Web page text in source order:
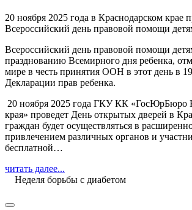
20 ноября 2025 года в Краснодарском крае
Всероссийский день правовой помощи
Всероссийский день правовой помощи
празднованию Всемирного дня ребенка,
мире в честь принятия ООН в этот день в
Декларации прав ребенка.
20 ноября 2025 года ГКУ КК «ГосЮрБюро
края» проведет День открытых дверей в
граждан будет осуществляться в
привлечением различных органов и
бесплатной…
читать далее...
Неделя борьбы с диабетом